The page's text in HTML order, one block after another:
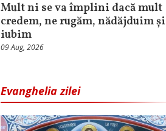
Mult ni se va împlini dacă mult
credem, ne rugăm, nădăjduim și
iubim
09 Aug, 2026
Evanghelia zilei